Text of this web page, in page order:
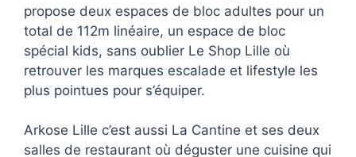
propose deux espaces de bloc adultes pour un
total de 112m linéaire, un espace de bloc
spécial kids, sans oublier Le Shop Lille où
retrouver les marques escalade et lifestyle les
plus pointues pour s’équiper.
Arkose Lille c’est aussi La Cantine et ses deux
salles de restaurant où déguster une cuisine qui